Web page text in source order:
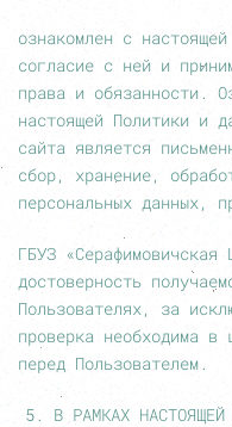
ознакомлен с
согласие с ней и
права и обязанности.
настоящей Политики и
сайта является
сбор, хранение,
персональных данных,
ГБУЗ
достоверность
Пользователях, за
проверка необходима в
перед Пользователем.
В РАМКАХ